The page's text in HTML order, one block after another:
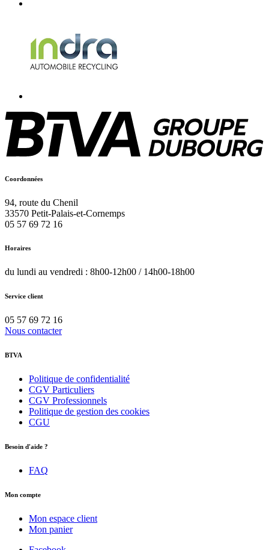
Coordonnées
94, route du Chenil
33570 Petit-Palais-et-Cornemps
05 57 69 72 16
Horaires
du lundi au vendredi : 8h00-12h00 / 14h00-18h00
Service client
05 57 69 72 16
Nous contacter
BTVA
Politique de confidentialité
CGV Particuliers
CGV Professionnels
Politique de gestion des cookies
CGU
Besoin d'aide ?
FAQ
Mon compte
Mon espace client
Mon panier